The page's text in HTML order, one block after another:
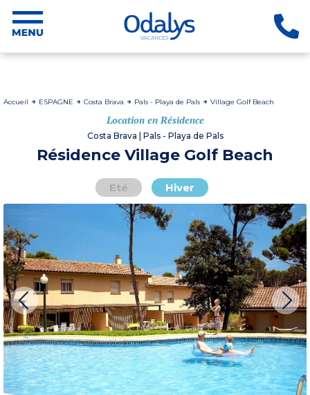
Accueil ESPAGNE Costa Brava Pals - Playa de Pals Village Golf Beach
Location en Résidence
Costa Brava | Pals - Playa de Pals
Résidence Village Golf Beach
Eté Hiver